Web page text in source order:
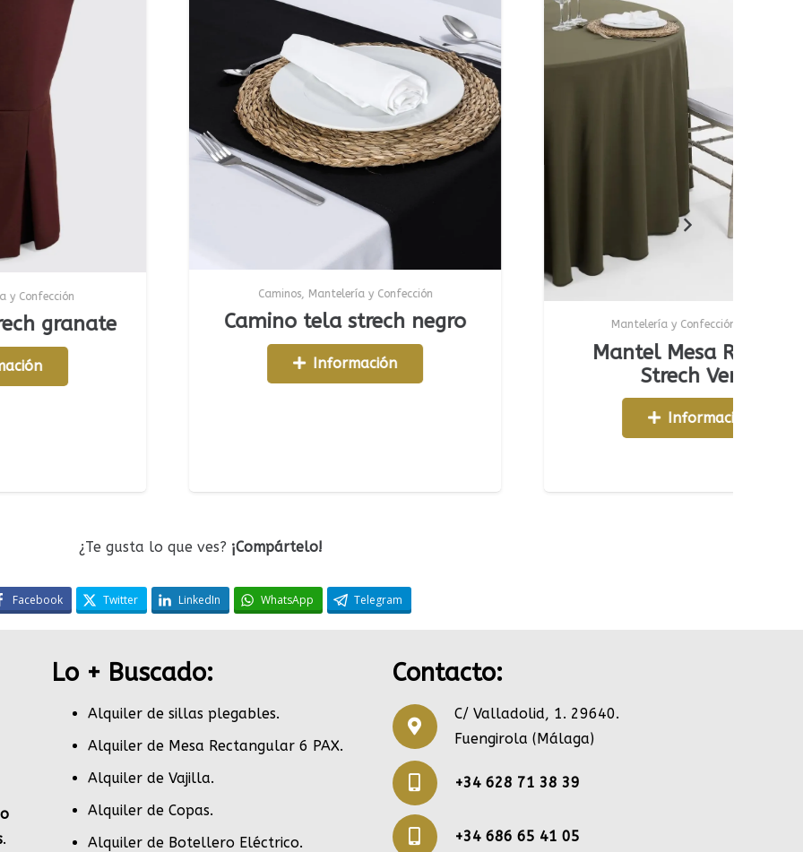
Mantelería y Confección
Camino tela strech negro Mantelería y Confección,Manteles
Mantel Mesa Redonda
Strech Verde
¿Te gusta lo que ves? ¡Compártelo!
Facebook Twitter LinkedIn WhatsApp Telegram
.
Lo + Buscado:
Alquiler de sillas plegables.
Alquiler de Mesa Rectangular 6 PAX.
Alquiler de Vajilla.
Alquiler de Copas.
Alquiler de Botellero Eléctrico.
Contacto:
C/ Valladolid, 1. 29640.
Fuengirola (Málaga)
+34 628 71 38 39
+34 686 65 41 05